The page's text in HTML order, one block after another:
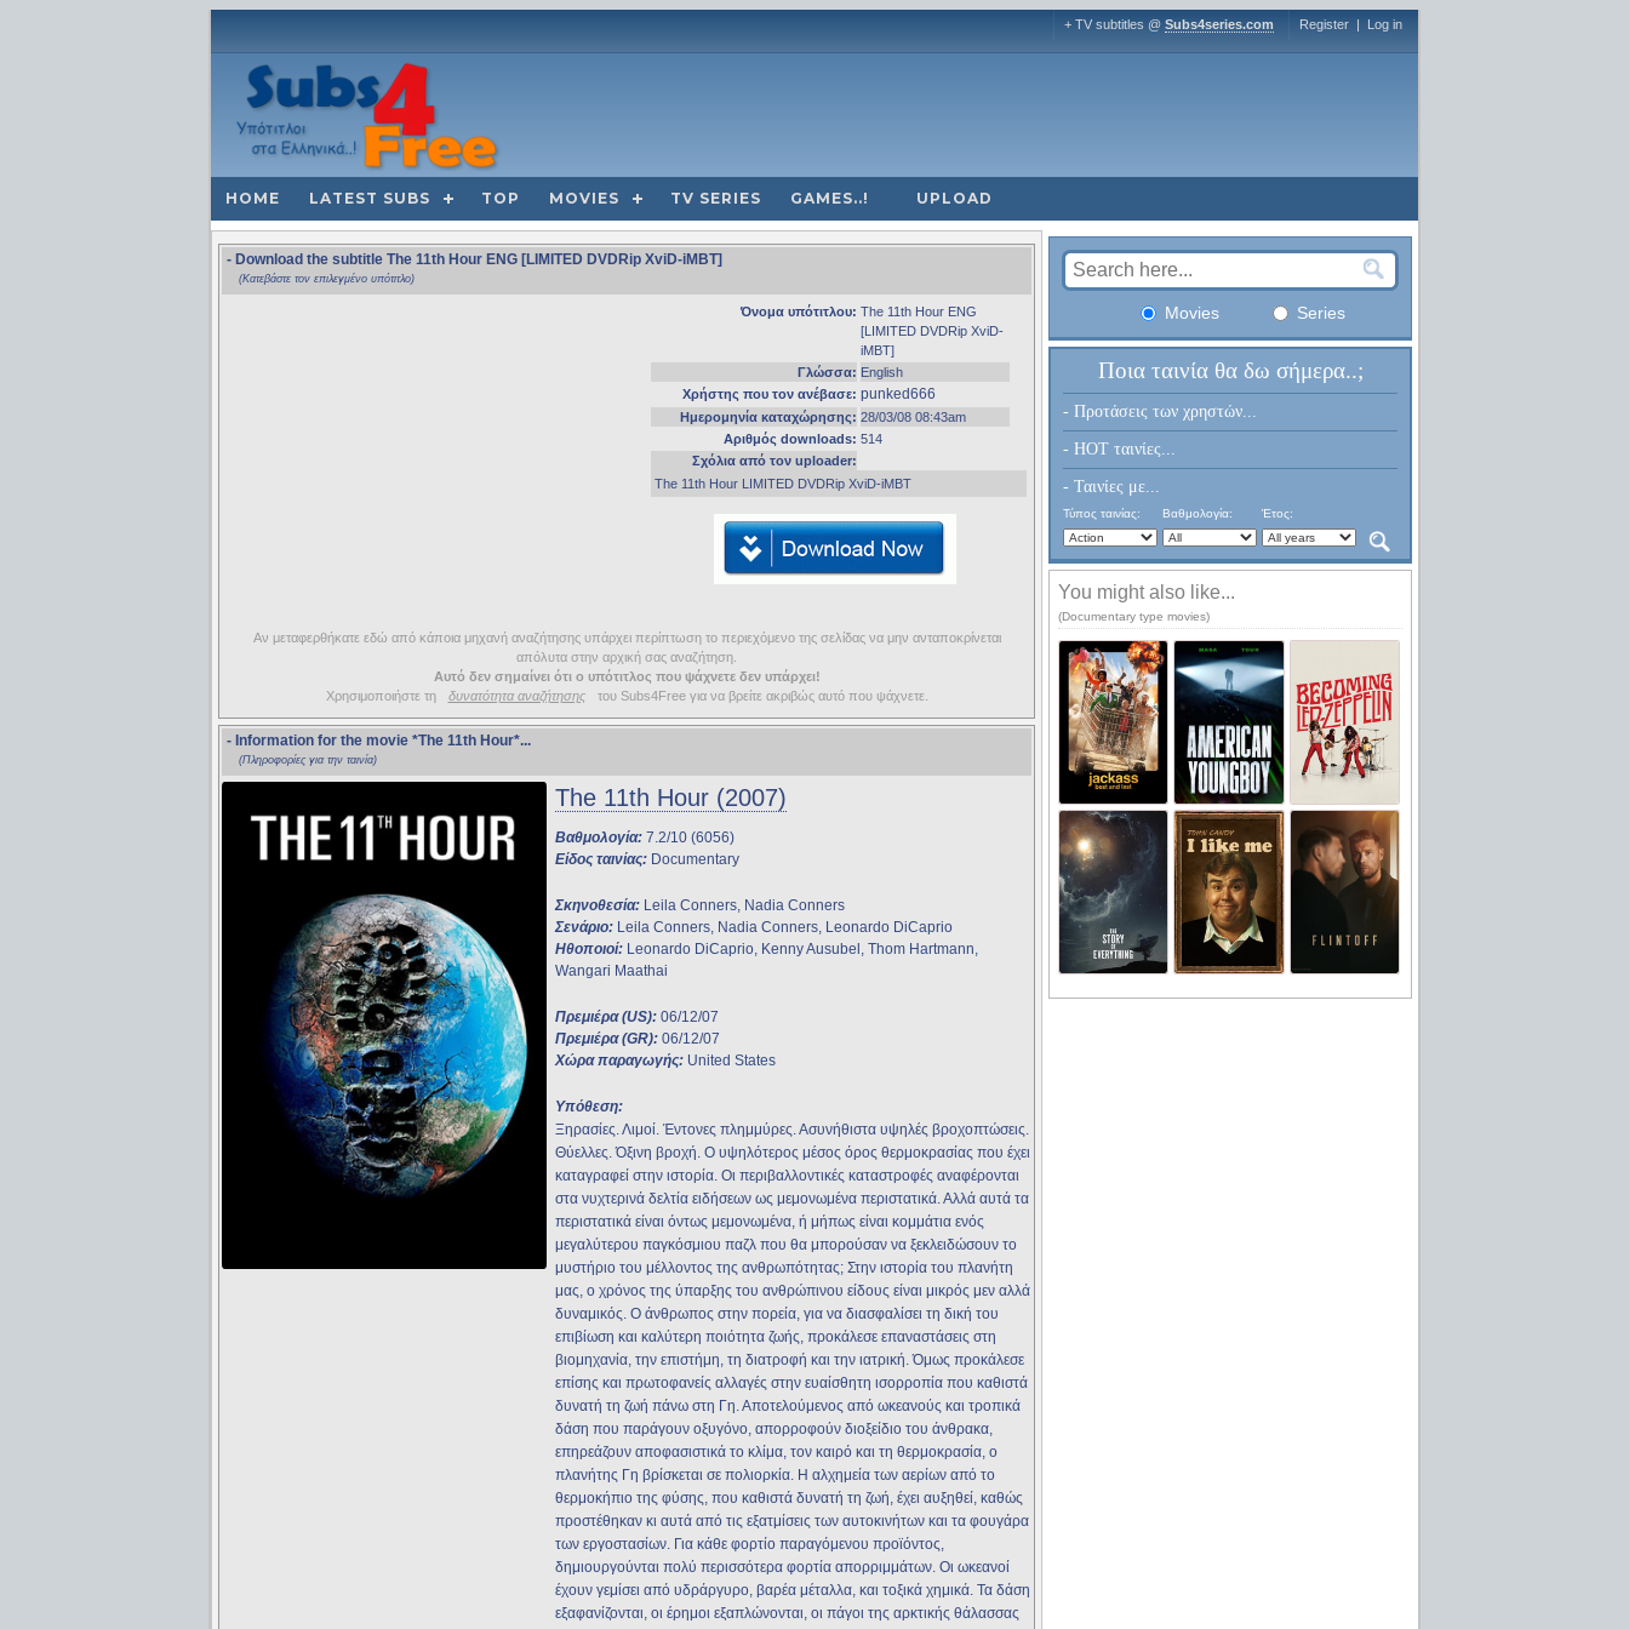
+ TV subtitles @ Subs4series.com Register | Log in
HOME LATEST SUBS TOP MOVIES TV SERIES GAMES..! UPLOAD
- Download the subtitle The 11th Hour ENG [LIMITED DVDRip XviD-iMBT]
(Κατεβάστε τον επιλεγμένο υπότιτλο)
Όνομα υπότιτλου: The 11th Hour ENG
[LIMITED DVDRip XviD-
iMBT]
Γλώσσα: English
Χρήστης που τον ανέβασε: punked666
Ημερομηνία καταχώρησης: 28/03/08 08:43am
Αριθμός downloads: 514
Σχόλια από τον uploader:
The 11th Hour LIMITED DVDRip XviD-iMBT
Αν μεταφερθήκατε εδώ από κάποια μηχανή αναζήτησης υπάρχει περίπτωση το περιεχόμενο της σελίδας να μην ανταποκρίνεται
απόλυτα στην αρχική σας αναζήτηση.
Αυτό δεν σημαίνει ότι ο υπότιτλος που ψάχνετε δεν υπάρχει!
Χρησιμοποιήστε τη
δυνατότητα αναζήτησης του Subs4Free για να βρείτε ακριβώς αυτό που ψάχνετε.
- Information for the movie *The 11th Hour*...
(Πληροφορίες για την ταινία)
The 11th Hour (2007)
Βαθμολογία: 7.2/10 (6056)
Είδος ταινίας: Documentary
Σκηνοθεσία: Leila Conners, Nadia Conners
Σενάριο: Leila Conners, Nadia Conners, Leonardo DiCaprio
Ηθοποιοί: Leonardo DiCaprio, Kenny Ausubel, Thom Hartmann,
Wangari Maathai
Πρεμιέρα (US): 06/12/07
Πρεμιέρα (GR): 06/12/07
Χώρα παραγωγής: United States
Υπόθεση:
Ξηρασίες. Λιμοί. Έντονες πλημμύρες. Ασυνήθιστα υψηλές βροχοπτώσεις.
Θύελλες. Όξινη βροχή. Ο υψηλότερος μέσος όρος θερμοκρασίας που έχει
καταγραφεί στην ιστορία. Οι περιβαλλοντικές καταστροφές αναφέρονται
στα νυχτερινά δελτία ειδήσεων ως μεμονωμένα περιστατικά. Αλλά αυτά τα
περιστατικά είναι όντως μεμονωμένα, ή μήπως είναι κομμάτια ενός
μεγαλύτερου παγκόσμιου παζλ που θα μπορούσαν να ξεκλειδώσουν το
μυστήριο του μέλλοντος της ανθρωπότητας; Στην ιστορία του πλανήτη
μας, ο χρόνος της ύπαρξης του ανθρώπινου είδους είναι μικρός μεν αλλά
δυναμικός. Ο άνθρωπος στην πορεία, για να διασφαλίσει τη δική του
επιβίωση και καλύτερη ποιότητα ζωής, προκάλεσε επαναστάσεις στη
βιομηχανία, την επιστήμη, τη διατροφή και την ιατρική. Όμως προκάλεσε
επίσης και πρωτοφανείς αλλαγές στην ευαίσθητη ισορροπία που καθιστά
δυνατή τη ζωή πάνω στη Γη. Αποτελούμενος από ωκεανούς και τροπικά
δάση που παράγουν οξυγόνο, απορροφούν διοξείδιο του άνθρακα,
επηρεάζουν αποφασιστικά το κλίμα, τον καιρό και τη θερμοκρασία, ο
πλανήτης Γη βρίσκεται σε πολιορκία. Η αλχημεία των αερίων από το
θερμοκήπιο της φύσης, που καθιστά δυνατή τη ζωή, έχει αυξηθεί, καθώς
προστέθηκαν κι αυτά από τις εξατμίσεις των αυτοκινήτων και τα φουγάρα
των εργοστασίων. Για κάθε φορτίο παραγόμενου προϊόντος,
δημιουργούνται πολύ περισσότερα φορτία απορριμμάτων. Οι ωκεανοί
έχουν γεμίσει από υδράργυρο, βαρέα μέταλλα, και τοξικά χημικά. Τα δάση
εξαφανίζονται, οι έρημοι εξαπλώνονται, οι πάγοι της αρκτικής θάλασσας
Movies Series
Ποια ταινία θα δω σήμερα..;
- Προτάσεις των χρηστών...
- HOT ταινίες...
- Ταινίες με...
Τύπος ταινίας: Βαθμολογία: Έτος:
You might also like...
(Documentary type movies)